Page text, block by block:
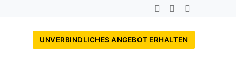
UNVERBINDLICHES ANGEBOT ERHALTEN